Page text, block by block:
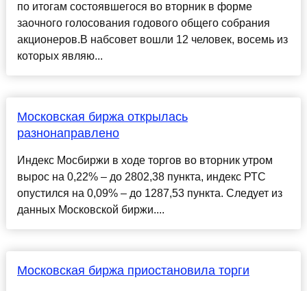
по итогам состоявшегося во вторник в форме
заочного голосования годового общего собрания
акционеров.В набсовет вошли 12 человек, восемь из
которых являю...
Московская биржа открылась
разнонаправлено
Индекс Мосбиржи в ходе торгов во вторник утром
вырос на 0,22% – до 2802,38 пункта, индекс РТС
опустился на 0,09% – до 1287,53 пункта. Следует из
данных Московской биржи....
Московская биржа приостановила торги